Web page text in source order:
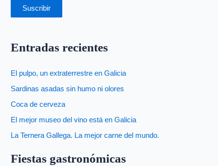
Suscribir
Entradas recientes
El pulpo, un extraterrestre en Galicia
Sardinas asadas sin humo ni olores
Coca de cerveza
El mejor museo del vino está en Galicia
La Ternera Gallega. La mejor carne del mundo.
Fiestas gastronómicas